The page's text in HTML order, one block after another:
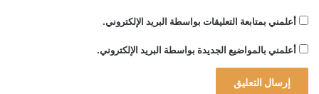
أعلمني بمتابعة التعليقات بواسطة البريد الإلكتروني.
أعلمني بالمواضيع الجديدة بواسطة البريد الإلكتروني.